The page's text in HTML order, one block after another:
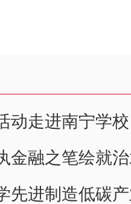
动走进南宁学校
金融之笔绘就
先进制造低碳